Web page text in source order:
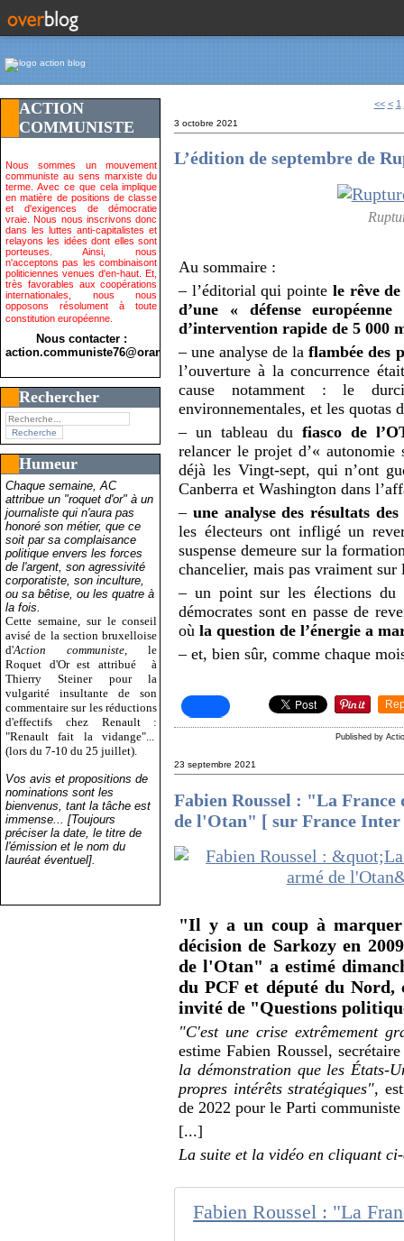
ACTION
COMMUNISTE
Nous sommes un mouvement
communiste au sens marxiste du
terme. Avec ce que cela implique
en matière de positions de classe
et d'exigences de démocratie
vraie. Nous nous inscrivons donc
dans les luttes anti-capitalistes et
relayons les idées dont elles sont
porteuses. Ainsi, nous
n'acceptons pas les combinaisont
politiciennes venues d'en-haut. Et,
très favorables aux coopérations
internationales, nous nous
opposons résolument à toute
constitution européenne.
Nous contacter :
action.communiste76@orange.fr>
Rechercher
Humeur
Chaque semaine, AC
attribue un "roquet d'or" à un
journaliste qui n'aura pas
honoré son métier, que ce
soit par sa complaisance
politique envers les forces
de l'argent, son agressivité
corporatiste, son inculture,
ou sa bêtise, ou les quatre à
la fois.
Cette semaine, sur le conseil
avisé de la section bruxelloise
d'Action communiste , le
Roquet d'Or est attribué
à
Thierry Steiner pour la
vulgarité insultante de son
commentaire sur les réductions
d'effectifs chez Renault :
"Renault fait la vidange"...
(lors du 7-10 du 25 juillet).
Vos avis et propositions de
nominations sont les
bienvenus, tant la tâche est
immense... [Toujours
préciser la date, le titre de
l'émission et le nom du
lauréat éventuel].
<< < 1
3 octobre 2021
L’édition de septembre de
Au sommaire :
– l’éditorial qui pointe le rêve
d’une « défense
d’intervention rapide de 5 000
– une analyse de laflambée des
l’ouverture à la concurrence
cause notamment : le
environnementales, et les quotas
– un tableau du fiasco de
relancer le projet d’«
déjà les Vingt-sept, qui n’ont
Canberra et Washington dans
– une analyse des résultats
les électeurs ont infligé un
suspense demeure sur la
chancelier, mais pas vraiment
– un point sur les élections du
démocrates sont en passe de
oùla question de l’énergie a
– et, bien sûr, comme chaque
Published by
23 septembre 2021
Fabien Roussel : "La
de l'Otan" [ sur France
"Il y a un coup à
décision de Sarkozy en
de l'Otan" a estimé
du PCF et député du Nord,
invité de "Questions
"C'est une crise extrêmement
estime Fabien Roussel,
la démonstration que les États-
propres intérêts stratégiques",
de 2022 pour le Parti
[...]
La suite et la vidéo en cliquant ci-